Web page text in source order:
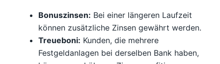
Bonuszinsen: Bei einer längeren Laufzeit
können zusätzliche Zinsen gewährt werden.
Treueboni: Kunden, die mehrere
Festgeldanlagen bei derselben Bank haben,